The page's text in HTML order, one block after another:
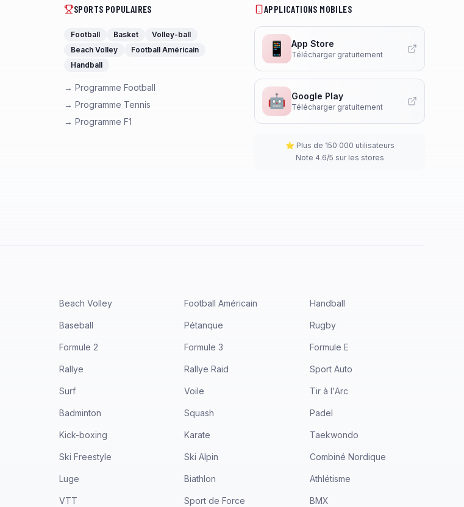
SPORTS POPULAIRES
Football Basket
Volley-ball
Beach Volley
Football Américain
Handball
→ Programme Football
→ Programme Tennis
→ Programme F1
APPLICATIONS MOBILES
📱 App Store
Télécharger gratuitement
🤖 Google Play
Télécharger gratuitement
⭐ Plus de 150 000 utilisateurs
Note 4.6/5 sur les stores
Beach Volley Football Américain Handball
Baseball Pétanque Rugby
Formule 2 Formule 3 Formule E
Rallye Rallye Raid Sport Auto
Surf Voile Tir à l'Arc
Badminton Squash Padel
Kick-boxing Karate Taekwondo
Ski Freestyle Ski Alpin Combiné Nordique
Luge Biathlon Athlétisme
VTT Sport de Force BMX